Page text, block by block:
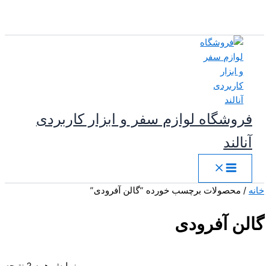
فروشگاه لوازم سفر و ابزار کاربردی
آنالند
خانه / محصولات برچسب خورده “گالن آفرودی”
گالن آفرودی